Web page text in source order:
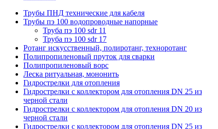
Трубы ПНД технические для кабеля
Трубы пэ 100 водопроводные напорные
Труба пэ 100 sdr 11
Труба пэ 100 sdr 17
Ротанг искусственный, полиротанг, техноротанг
Полипропиленовый пруток для сварки
Полипропиленовый ворс
Леска ритуальная, мононить
Гидрострелки для отопления
Гидрострелки с коллектором для отопления DN 25 из
черной стали
Гидрострелки с коллектором для отопления DN 20 из
черной стали
Гидрострелки с коллектором для отопления DN 25 из